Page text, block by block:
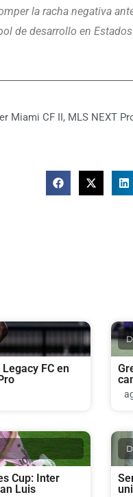
la racha negativa
de desarrollo en
Miami CF II, MLS NEXT
FC en
Cup: Inter
Luis